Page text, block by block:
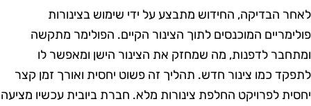
הבדיקה, החידוש מתבצע על ידי שימוש בצינורות
המוכנסים לתוך הצינור הקיים. הפולימר מתקשה
לדפנות, מה שמחזק את הצינור הישן ומאפשר לו
כמו צינור חדש. תהליך זה פשוט יחסית ואורך זמן קצר
לפרויקט החלפת צינורות מלא. חברת ביובית עכשיו מציעה